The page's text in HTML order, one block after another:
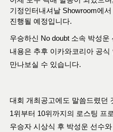
기정인터내셔날 Showroom에
진행될 예정입니다.
우승하신 No doubt 소속 박성
내용은 추후 이카와코리아 공
만나보실 수 있습니다.
대회 개최공고에도 말씀드렸던
1위부터 10위까지의 로스팅 프
우승자 시상식 후 박성운 선수